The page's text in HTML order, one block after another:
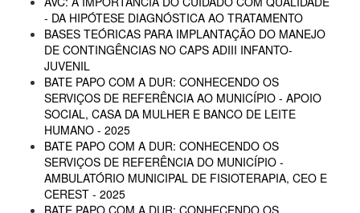
- DA HIPÓTESE DIAGNÓSTICA AO TRATAMENTO
BASES TEÓRICAS PARA IMPLANTAÇÃO DO MANEJO
DE CONTINGÊNCIAS NO CAPS ADIII INFANTO-
JUVENIL
BATE PAPO COM A DUR: CONHECENDO OS
SERVIÇOS DE REFERÊNCIA AO MUNICÍPIO - APOIO
SOCIAL, CASA DA MULHER E BANCO DE LEITE
HUMANO - 2025
BATE PAPO COM A DUR: CONHECENDO OS
SERVIÇOS DE REFERÊNCIA DO MUNICÍPIO -
AMBULATÓRIO MUNICIPAL DE FISIOTERAPIA, CEO E
CEREST - 2025
BATE PAPO COM A DUR: CONHECENDO OS